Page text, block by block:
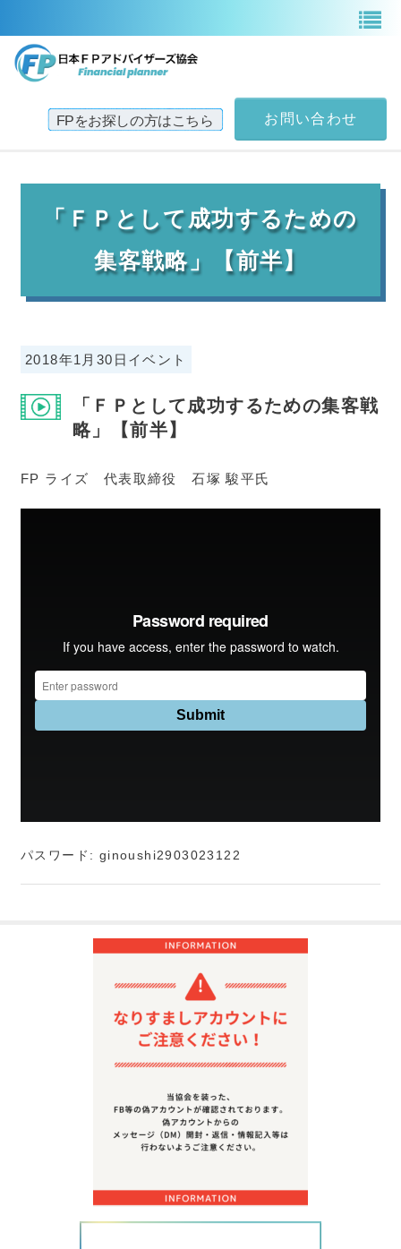
お問い合わせ
TOP
日本FPアドバイザーズ協会案内
FP向記事
会員専用
「ＦＰとして成功するための
集客戦略」【前半】
2018年1月30日イベント
「ＦＰとして成功するための集客戦
略」【前半】
FP ライズ 代表取締役 石塚 駿平氏
パスワード: ginoushi2903023122